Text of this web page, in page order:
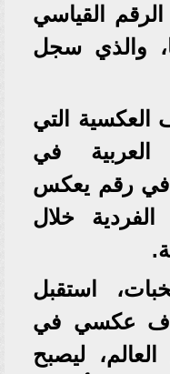
الرقم القياسي
12 هدفا، والذي سجل
العكسية التي
العربية في
أهداف، في رقم يعكس
الفردية خلال
استقبل
عكسي في
ليصبح